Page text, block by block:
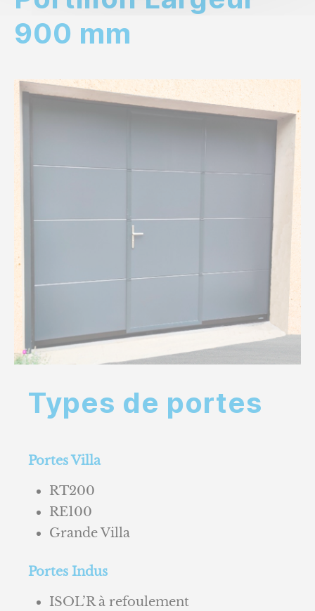
900 mm
Types de portes
Portes Villa
RT200
RE100
Grande Villa
Portes Indus
ISOL’R à refoulement